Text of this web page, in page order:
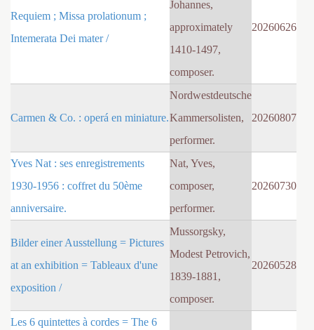
Requiem ; Missa prolationum ;
Intemerata Dei mater /
Johannes,
approximately
1410-1497,
composer.
20260626
Carmen & Co. : operá en miniature.
Nordwestdeutsche
Kammersolisten,
performer.
20260807
Yves Nat : ses enregistrements
1930-1956 : coffret du 50ème
anniversaire.
Nat, Yves,
composer,
performer.
20260730
Bilder einer Ausstellung = Pictures
at an exhibition = Tableaux d'une
exposition /
Mussorgsky,
Modest Petrovich,
1839-1881,
composer.
20260528
Les 6 quintettes à cordes = The 6